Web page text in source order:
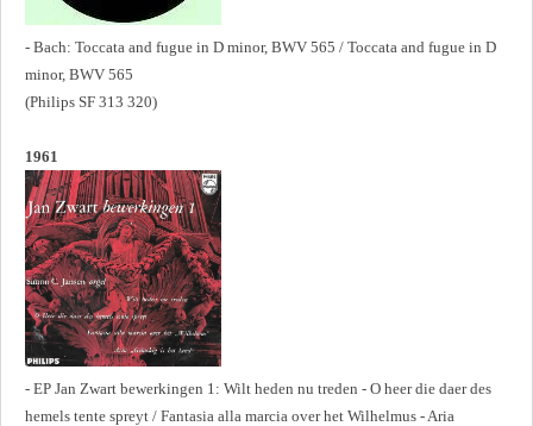
- Bach: Toccata and fugue in D minor, BWV 565 / Toccata and fugue in D
minor, BWV 565
(Philips SF 313 320)
1961
- EP Jan Zwart bewerkingen 1: Wilt heden nu treden - O heer die daer des
hemels tente spreyt / Fantasia alla marcia over het Wilhelmus - Aria